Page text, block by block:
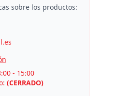
sobre los productos:
- 15:00
(CERRADO)